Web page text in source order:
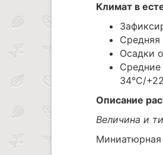
Климат в
Средняя
Осадки
Средние
34°C/
Описание
Величина и